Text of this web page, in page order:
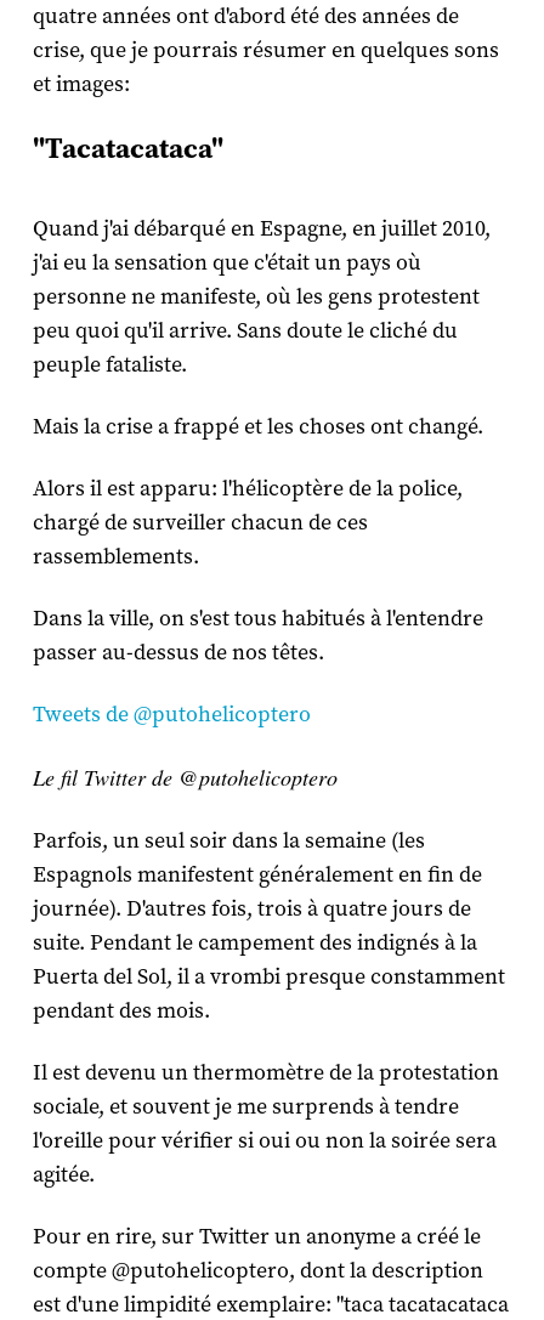
quatre années ont d'abord été des années de
crise, que je pourrais résumer en quelques sons
et images:
"Tacatacataca"
Quand j'ai débarqué en Espagne, en juillet 2010,
j'ai eu la sensation que c'était un pays où
personne ne manifeste, où les gens protestent
peu quoi qu'il arrive. Sans doute le cliché du
peuple fataliste.
Mais la crise a frappé et les choses ont changé.
Alors il est apparu: l'hélicoptère de la police,
chargé de surveiller chacun de ces
rassemblements.
Dans la ville, on s'est tous habitués à l'entendre
passer au-dessus de nos têtes.
Tweets de @putohelicoptero
Le fil Twitter de @putohelicoptero
Parfois, un seul soir dans la semaine (les
Espagnols manifestent généralement en fin de
journée). D'autres fois, trois à quatre jours de
suite. Pendant le campement des indignés à la
Puerta del Sol, il a vrombi presque constamment
pendant des mois.
Il est devenu un thermomètre de la protestation
sociale, et souvent je me surprends à tendre
l'oreille pour vérifier si oui ou non la soirée sera
agitée.
Pour en rire, sur Twitter un anonyme a créé le
compte @putohelicoptero, dont la description
est d'une limpidité exemplaire: "taca tacatacataca